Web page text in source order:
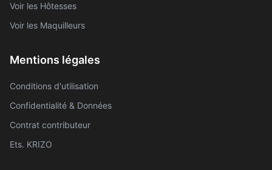
Voir les Hôtesses
Voir les Maquilleurs
Mentions légales
Conditions d'utilisation
Confidentialité & Données
Contrat contributeur
Ets. KRIZO